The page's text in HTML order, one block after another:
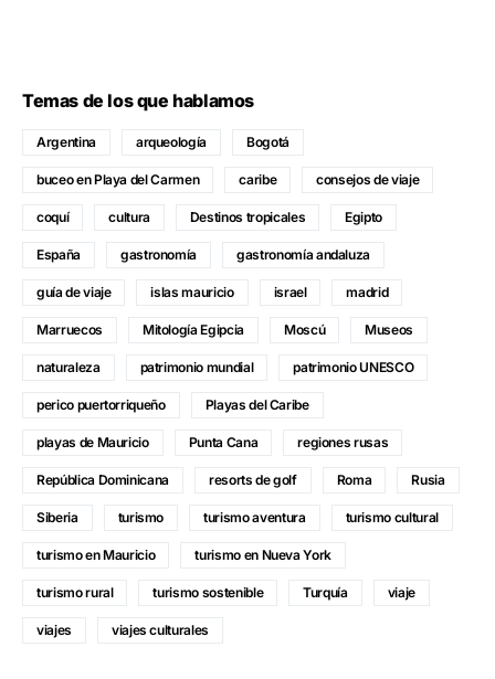
Temas de los que hablamos
Argentina arqueología Bogotá
buceo en Playa del Carmen caribe consejos de viaje
coquí cultura Destinos tropicales Egipto
España gastronomía gastronomía andaluza
guía de viaje islas mauricio israel madrid
Marruecos Mitología Egipcia Moscú Museos
naturaleza patrimonio mundial patrimonio UNESCO
perico puertorriqueño Playas del Caribe
playas de Mauricio Punta Cana regiones rusas
República Dominicana resorts de golf Roma Rusia
Siberia turismo turismo aventura turismo cultural
turismo en Mauricio turismo en Nueva York
turismo rural turismo sostenible Turquía viaje
viajes viajes culturales